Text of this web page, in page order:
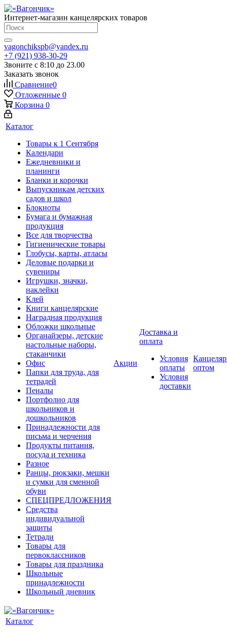
Интернет-магазин канцелярских товаров
vagonchikspb@yandex.ru
+7 (921) 938-30-29
Звоните с 8:10 до 23.00
Заказать звонок
Сравнение0
Отложенные 0
Корзина 0
Каталог
Товары к 1 Сентября
Календари
Ежедневники и
планинги
Бланки и корочки
Выпускникам детских
садов и школ
Блокноты
Бумага и бумажная
продукция
Все для творчества
Гигиенические товары
Глобусы, карты, атласы
Деловые подарки и
сувениры
Игрушки, значки,
наклейки
Клей
Книги канцелярские
Наградная продукция
Обложки школьные
Органайзеры, детские
настольные наборы,
стаканчики
Офис
Папки для труда, для
тетрадей
Пеналы
Портфолио для
школьников и
дошкольников
Принадлежности для
письма и черчения
Продукты питания,
посуда и техника
Разное
Ранцы, рюкзаки, мешки
и сумки для сменной
обуви
СПЕЦПРЕДЛОЖЕНИЯ
Средства
индивидуальной
защиты
Тетради
Товары для
первоклассников
Товары для праздника
Школьные
принадлежности
Школьный дневник
Акции
Доставка и
оплата
Условия
оплаты
Условия
доставки
оптом
Каталог